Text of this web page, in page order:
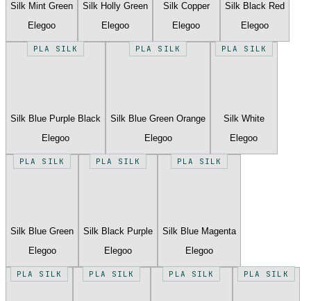
Silk Mint Green
Elegoo
Silk Holly Green
Elegoo
Silk Copper
Elegoo
Silk Black Red
Elegoo
PLA SILK
Silk Blue Purple Black
Elegoo
PLA SILK
Silk Blue Green Orange
Elegoo
PLA SILK
Silk White
Elegoo
PLA SILK
Silk Blue Green
Elegoo
PLA SILK
Silk Black Purple
Elegoo
PLA SILK
Silk Blue Magenta
Elegoo
PLA SILK PLA SILK PLA SILK PLA SILK